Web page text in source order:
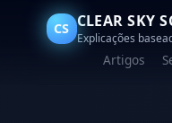
CS CLEAR SKY
Explicações
Artigos